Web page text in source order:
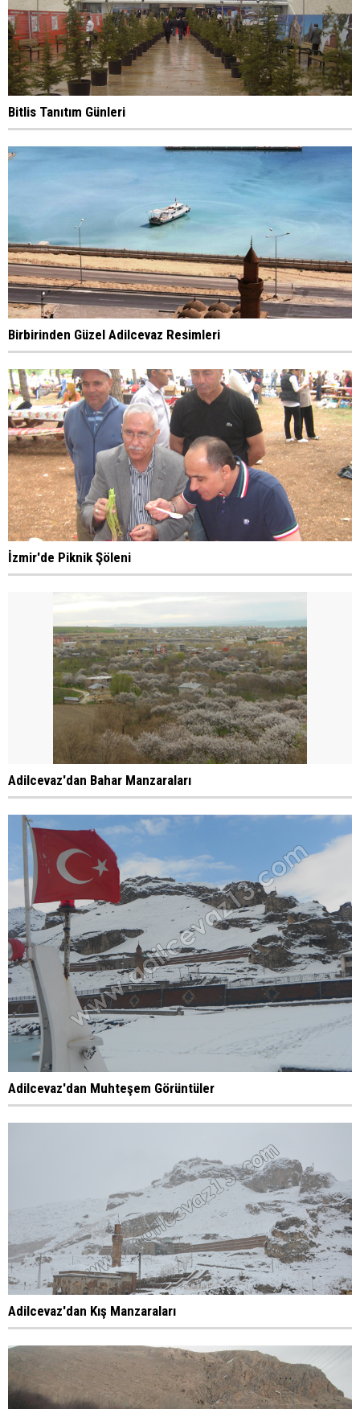
Bitlis Tanıtım Günleri
Birbirinden Güzel Adilcevaz Resimleri
İzmir'de Piknik Şöleni
Adilcevaz'dan Bahar Manzaraları
Adilcevaz'dan Muhteşem Görüntüler
Adilcevaz'dan Kış Manzaraları